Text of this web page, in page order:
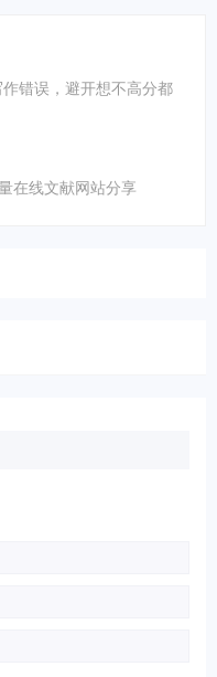
错误，避开想不高分都
在线文献网站分享